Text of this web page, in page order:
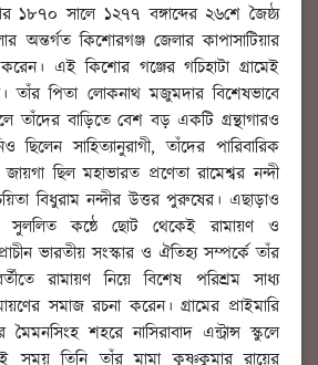
সালে ১২৭৭ বঙ্গাব্দের ২৬শে জৈষ্ঠ্য
অন্তর্গত কিশোরগঞ্জ জেলার কাপাসাটিয়ার
করেন। এই কিশোর গঞ্জের গচিহাটা গ্রামেই
তাঁর পিতা লোকনাথ মজুমদার বিশেষভাবে
তাঁদের বাড়িতে বেশ বড় একটি গ্রন্থাগারও
ছিলেন সাহিত্যানুরাগী, তাঁদের পারিবারিক
জায়গা ছিল মহাভারত প্রণেতা রামেশ্বর নন্দী
বিধুরাম নন্দীর উত্তর পুরুষের। এছাড়াও
সুললিত কন্ঠে ছোট থেকেই রামায়ণ ও
ভারতীয় সংস্কার ও ঐতিহ্য সম্পর্কে তাঁর
রামায়ণ নিয়ে বিশেষ পরিশ্রম সাধ্য
সমাজ রচনা করেন। গ্রামের প্রাইমারি
শহরে নাসিরাবাদ এন্ট্রান্স স্কুলে
তিনি তাঁর মামা কৃষ্ণকুমার রায়ের